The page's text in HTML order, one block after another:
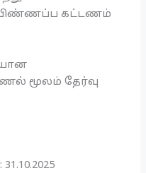
விண்ணப்ப கட்டணம்
மூலம் தேர்வு